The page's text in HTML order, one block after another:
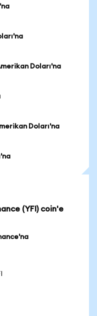
Doları'na
Doları'na
(YFI) coin'e